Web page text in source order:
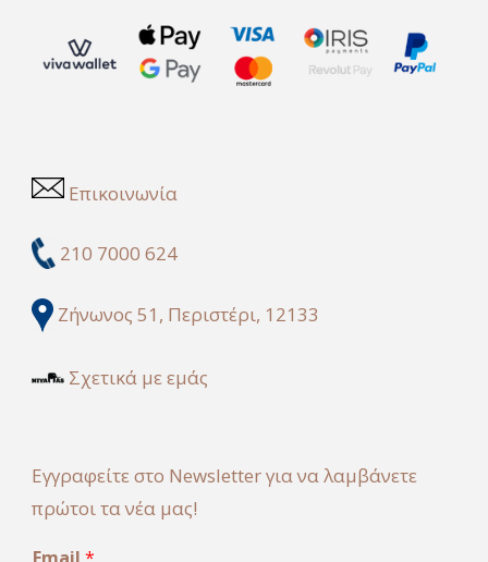
Επικοινωνία
210 7000 624
Ζήνωνος 51, Περιστέρι, 12133
Σχετικά με εμάς
Εγγραφείτε στο Newsletter για να λαμβάνετε
πρώτοι τα νέα μας!
E